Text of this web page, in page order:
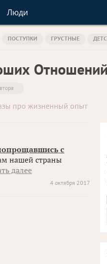
Люди
ПОСТУПКИ ГРУСТНЫЕ
Отношений
про жизненный опыт
с
нашей страны
далее
4 октября 2017